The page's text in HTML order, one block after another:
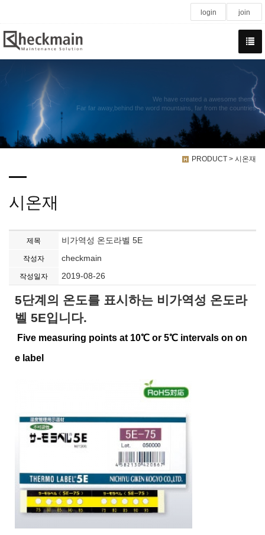
login join
We have created a awesome theme
Far far away,behind the word mountains, far from the countries
PRODUCT > 시온재
시온재
제목 비가역성 온도라벨 5E
작성자 checkmain
작성일자 2019-08-26
5단계의 온도를 표시하는 비가역성 온도라
벨 5E입니다.
Five measuring points at 10℃ or 5℃ intervals on on
e label